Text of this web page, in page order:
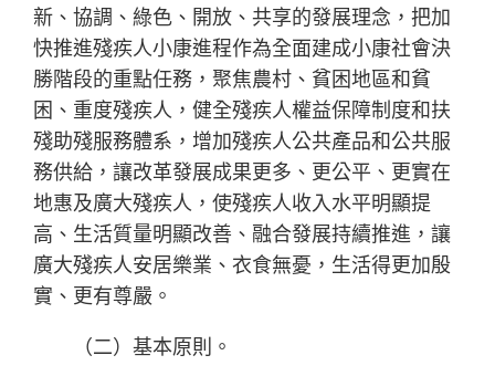
新、協調、綠色、開放、共享的發展理念，把加
快推進殘疾人小康進程作為全面建成小康社會決
勝階段的重點任務，聚焦農村、貧困地區和貧
困、重度殘疾人，健全殘疾人權益保障制度和扶
殘助殘服務體系，增加殘疾人公共產品和公共服
務供給，讓改革發展成果更多、更公平、更實在
地惠及廣大殘疾人，使殘疾人收入水平明顯提
高、生活質量明顯改善、融合發展持續推進，讓
廣大殘疾人安居樂業、衣食無憂，生活得更加殷
實、更有尊嚴。
（二）基本原則。